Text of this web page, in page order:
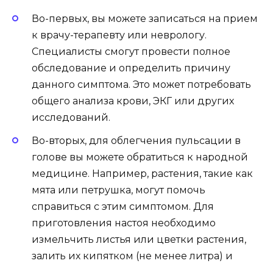
Во-первых, вы можете записаться на прием
к врачу-терапевту или неврологу.
Специалисты смогут провести полное
обследование и определить причину
данного симптома. Это может потребовать
общего анализа крови, ЭКГ или других
исследований.
Во-вторых, для облегчения пульсации в
голове вы можете обратиться к народной
медицине. Например, растения, такие как
мята или петрушка, могут помочь
справиться с этим симптомом. Для
приготовления настоя необходимо
измельчить листья или цветки растения,
залить их кипятком (не менее литра) и